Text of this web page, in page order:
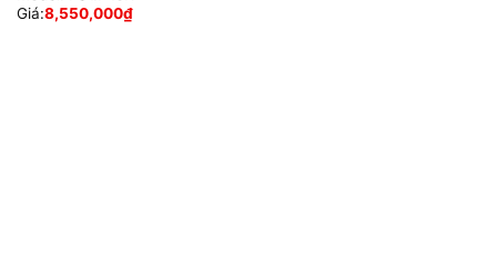
Giá:8,550,000₫